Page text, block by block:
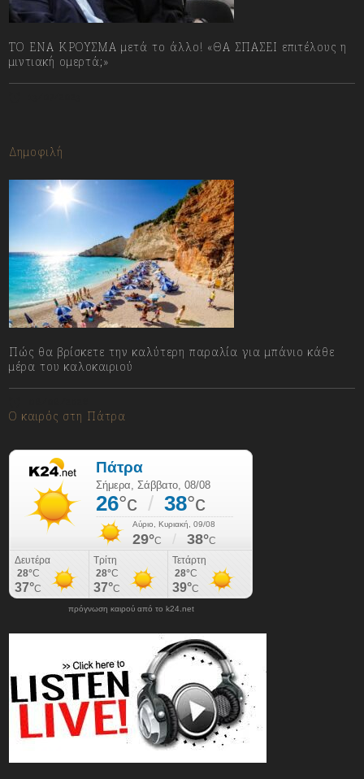
ΤΟ ΕΝΑ ΚΡΟΥΣΜΑ μετά το άλλο! «ΘΑ ΣΠΑΣΕΙ επιτέλους η
μιντιακή ομερτά;»
Δημοφιλή
Πώς θα βρίσκετε την καλύτερη παραλία για μπάνιο κάθε
μέρα του καλοκαιριού
Ο καιρός στη Πάτρα
πρόγνωση καιρού από το k24.net